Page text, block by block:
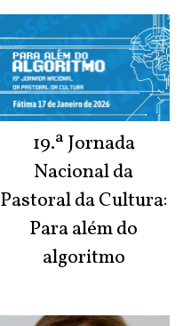
19.ª Jornada
Nacional da
Pastoral da Cultura:
Para além do
algoritmo